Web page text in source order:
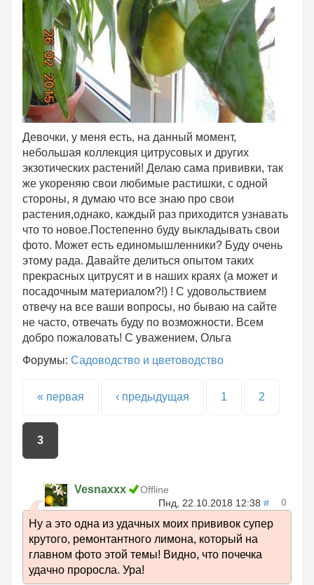
Девочки, у меня есть, на данный момент,
небольшая коллекция цитрусовых и других
экзотических растений! Делаю сама прививки, так
же укореняю свои любимые растишки, с одной
стороны, я думаю что все знаю про свои
растения,однако, каждый раз приходится узнавать
что то новое.Постепенно буду выкладывать свои
фото. Может есть единомышленники? Буду очень
этому рада. Давайте делиться опытом таких
прекрасных цитрусят и в наших краях (а может и
посадочным материалом?!) ! С удовольствием
отвечу на все ваши вопросы, но бываю на сайте
не часто, отвечать буду по возможности. Всем
добро пожаловать! С уважением, Ольга
Форумы: Садоводство и цветоводство
Страницы
« первая ‹ предыдущая 1 2
3
Vesnaxxx
Offline
Пнд, 22.10.2018 12:38 # 0
Ну а это одна из удачных моих прививок супер
крутого, ремонтантного лимона, который на
главном фото этой темы! Видно, что почечка
удачно проросла. Ура!